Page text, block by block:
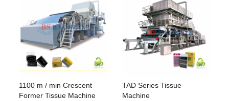
1100 m / min Crescent
Former Tissue Machine
TAD Series Tissue
Machine